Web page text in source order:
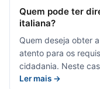
Quem pode ter
italiana?
Quem deseja obter
atento para os
cidadania. Neste
Ler mais →